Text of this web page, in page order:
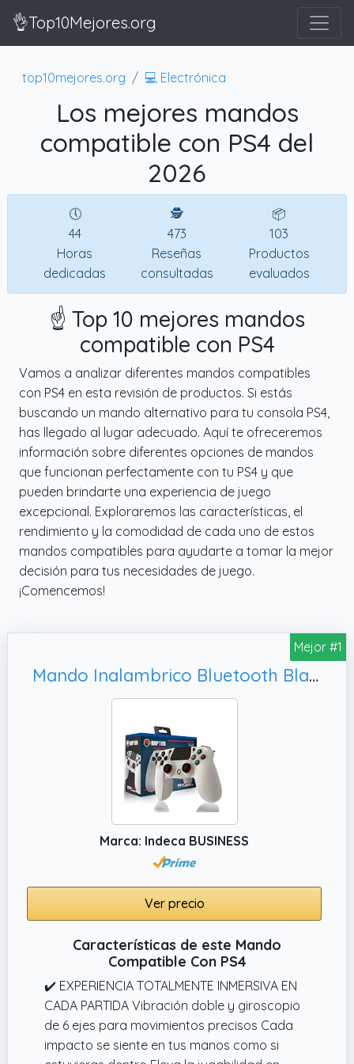
👌Top10Mejores.org
top10mejores.org 💻 Electrónica
Los mejores mandos
compatible con PS4 del
2026
🕔
44
Horas
dedicadas
🕵
473
Reseñas
consultadas
📦
103
Productos
evaluados
☝️ Top 10 mejores mandos
compatible con PS4
Vamos a analizar diferentes mandos compatibles
con PS4 en esta revisión de productos. Si estás
buscando un mando alternativo para tu consola PS4,
has llegado al lugar adecuado. Aquí te ofreceremos
información sobre diferentes opciones de mandos
que funcionan perfectamente con tu PS4 y que
pueden brindarte una experiencia de juego
excepcional. Exploraremos las características, el
rendimiento y la comodidad de cada uno de estos
mandos compatibles para ayudarte a tomar la mejor
decisión para tus necesidades de juego.
¡Comencemos!
Mejor #1
Mando Inalambrico Bluetooth Blanco compatible con PS4 PS3 PC Android Windows gamepad 6 ejes con vibración doble Luz LED Joystick tactil recargable compatible juegos Shooters carreras acción dualshock
Marca: Indeca BUSINESS
Ver precio
Características de este Mando
Compatible Con PS4
✔️ EXPERIENCIA TOTALMENTE INMERSIVA EN
CADA PARTIDA Vibración doble y giroscopio
de 6 ejes para movimientos precisos Cada
impacto se siente en tus manos como si